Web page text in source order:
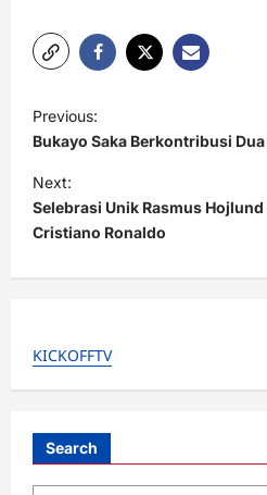
P
o
s
t
n
a
g
t
Previous:
Bukayo Saka Berkontribusi
Next:
Selebrasi Unik Rasmus
Cristiano Ronaldo
KICKOFFTV
Search